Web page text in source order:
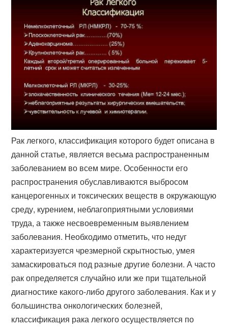
Рак легкого, классификация которого будет описана в
данной статье, является весьма распространенным
заболеванием во всем мире. Особенности его
распространения обуславливаются выбросом
канцерогенных и токсических веществ в окружающую
среду, курением, неблагоприятными условиями
труда, а также несвоевременным выявлением
заболевания. Необходимо отметить, что недуг
характеризуется чрезмерной скрытностью, умея
замаскироваться под разные другие болезни. А часто
рак определяется случайно или же при тщательной
диагностике какого-либо другого заболевания. Как и у
большинства онкологических болезней,
классификация рака легкого осуществляется по